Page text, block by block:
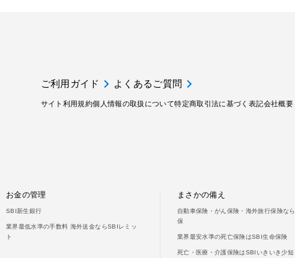
ご利用ガイド よくあるご質問
サイト利用規約個人情報の取扱について特定商取引法に基づく表記会社概要
お金の管理
SBI新生銀行
業界最低水準の手数料 海外送金ならSBIレミッ
ト
まさかの備え
自動車保険・がん保険・海外旅行保険な
保
業界最安水準の死亡保険はSBI生命保険
死亡・医療・介護保険はSBIいきいき少短